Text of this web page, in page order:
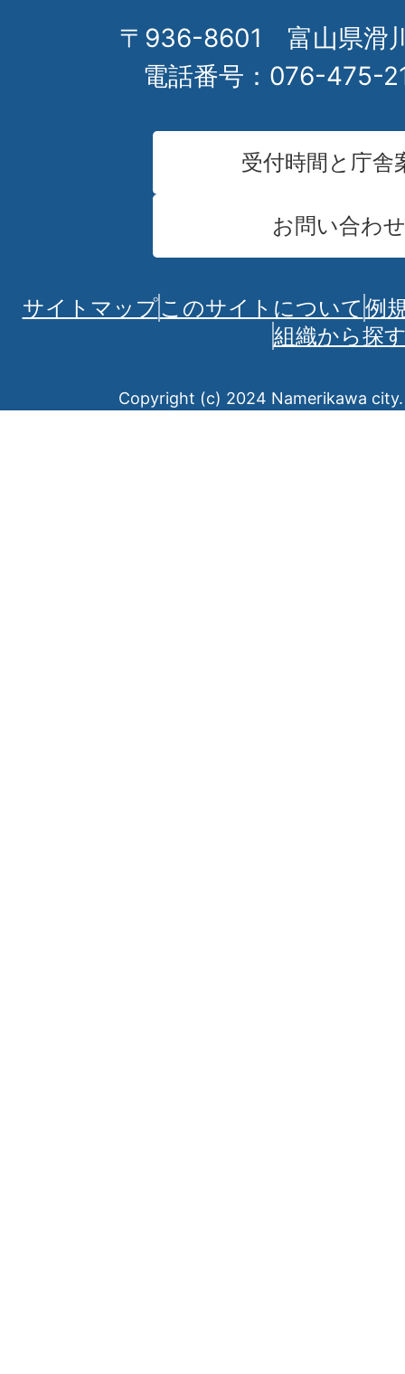
〒936-8601 富山県滑
電話番号：076-475-
受付時間と庁舎
お問い合わせ
サイトマップこのサイトについて 例
組織から探
Copyright (c) 2024 Namerikawa